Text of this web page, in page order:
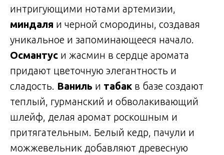
интригующими нотами артемизии,
миндаля и черной смородины, создавая
уникальное и запоминающееся начало.
Османтус и жасмин в сердце аромата
придают цветочную элегантность и
сладость. Ваниль и табак в базе создают
теплый, гурманский и обволакивающий
шлейф, делая аромат роскошным и
притягательным. Белый кедр, пачули и
можжевельник добавляют древесную